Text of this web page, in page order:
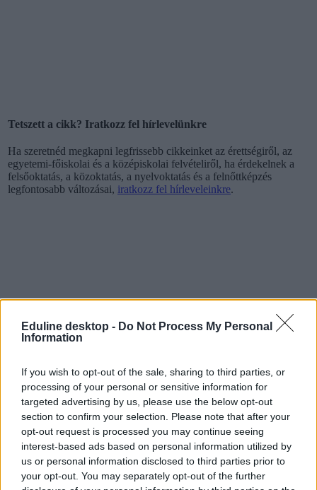
Eduline desktop - Do Not Process My Personal
Information
If you wish to opt-out of the sale, sharing to third parties, or
processing of your personal or sensitive information for
targeted advertising by us, please use the below opt-out
section to confirm your selection. Please note that after your
opt-out request is processed you may continue seeing
interest-based ads based on personal information utilized by
us or personal information disclosed to third parties prior to
your opt-out. You may separately opt-out of the further
Tetszett a cikk? Iratkozz fel hírlevelünkre
Ha szeretnéd megkapni legfrissebb cikkeinket az érettségiről, az
egyetemi-főiskolai és a középiskolai felvételiről, ha érdekelnek a
felsőoktatás, a közoktatás, a nyelvoktatás és a felnőttképzés
legfontosabb változásai, iratkozz fel hírleveleinkre.
székesfehérvár
nap képe